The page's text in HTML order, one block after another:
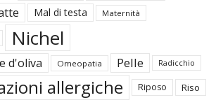
Mal di testa Maternità
Nichel
d'oliva Omeopatia Pelle Radicchio
allergiche Riposo Riso